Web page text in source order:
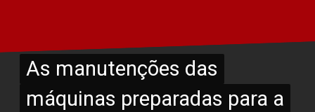
As manutenções das
máquinas preparadas para a
As manutenções das
máquinas preparadas para a